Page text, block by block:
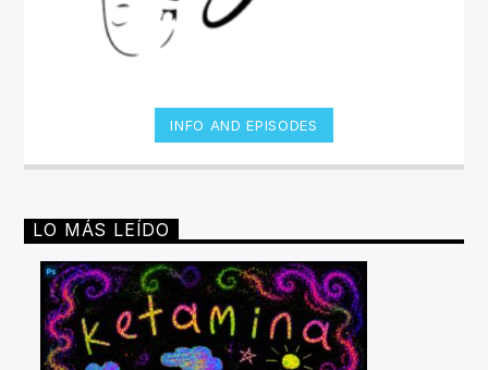
INFO AND EPISODES
LO MÁS LEÍDO